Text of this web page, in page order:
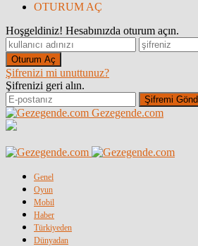
OTURUM AÇ
Hoşgeldiniz! Hesabınızda oturum açın.
Şifrenizi mi unuttunuz?
Şifrenizi geri alın.
Gezegende.com
Genel
Oyun
Mobil
Haber
Türkiyeden
Dünyadan